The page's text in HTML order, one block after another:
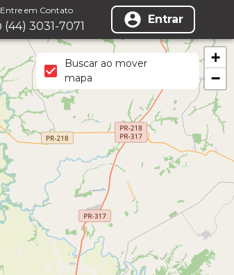
Entre em Contato
(44) 3031-7071 Entrar
+
−
Buscar ao mover
mapa